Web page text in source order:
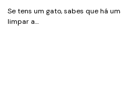
Se tens um gato, sabes que há
limpar a…